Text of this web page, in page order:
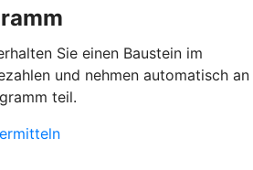
Sie einen Baustein im
und nehmen automatisch an
teil.